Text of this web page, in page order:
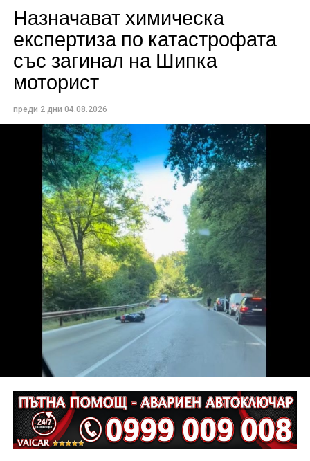
Изборът на Дряновския мост – този архитектурен
шедьовър на възрожденското ни строителство и
майсторство, вечен символ на Дряново, носи
дълбоко послание. Мястото, където документът бе
подписан, символизира свързаността,
сътрудничеството и общото бъдеще, подчерта
кметът Таня Христова.
По думите ѝ мостът, построен от Първомайстора
през 1861 г. свързва двата града, обединени от
общи ценности, доверие и желание да градят
заедно. „Днес показваме модел, който дава шанс на
истинското партньорство. Във време, когато сякаш е
модерно да се разделяме, ние показваме, че два
значими за културата, индустрията и обществените
инициативи български града могат да вървят
заедно“, коментира тя.
Назначават химическа
експертиза по катастрофата
със загинал на Шипка
моторист
преди 2 дни 04.08.2026